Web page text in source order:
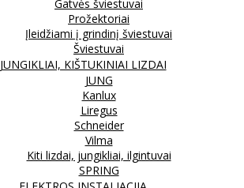
Gatvės šviestuvai
Prožektoriai
Įleidžiami į grindinį šviestuvai
Šviestuvai
JUNGIKLIAI, KIŠTUKINIAI LIZDAI
JUNG
Kanlux
Liregus
Schneider
Vilma
Kiti lizdai, jungikliai, ilgintuvai
SPRING